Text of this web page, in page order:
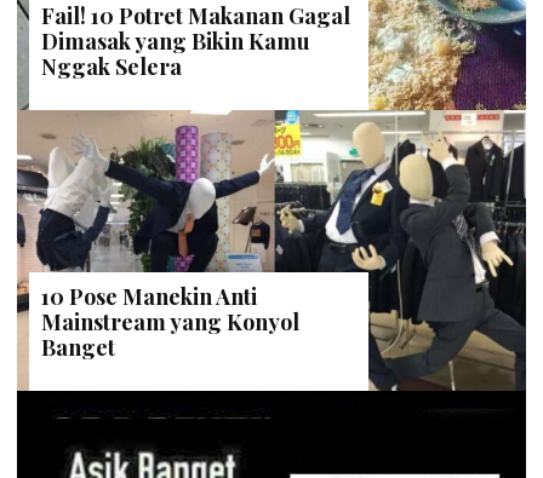
Fail! 10 Potret Makanan Gagal
Dimasak yang Bikin Kamu
Nggak Selera
10 Pose Manekin Anti
Mainstream yang Konyol
Banget